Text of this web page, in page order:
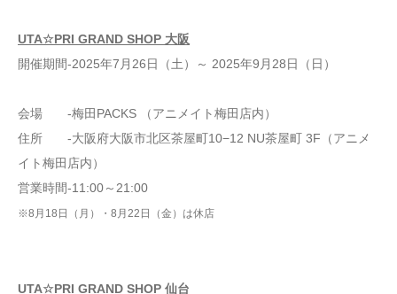
UTA☆PRI GRAND SHOP 大阪
開催期間‐2025年7月26日（土）～ 2025年9月28日（日）
会場 ‐梅田PACKS （アニメイト梅田店内）
住所 ‐大阪府大阪市北区茶屋町10−12 NU茶屋町 3F（アニメ
イト梅田店内）
営業時間‐11:00～21:00
※8月18日（月）・8月22日（金）は休店
UTA☆PRI GRAND SHOP 仙台